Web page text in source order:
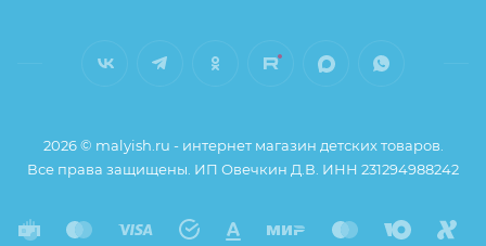
2026 © malyish.ru - интернет магазин детских товаров.
Все права защищены. ИП Овечкин Д.В. ИНН 231294988242